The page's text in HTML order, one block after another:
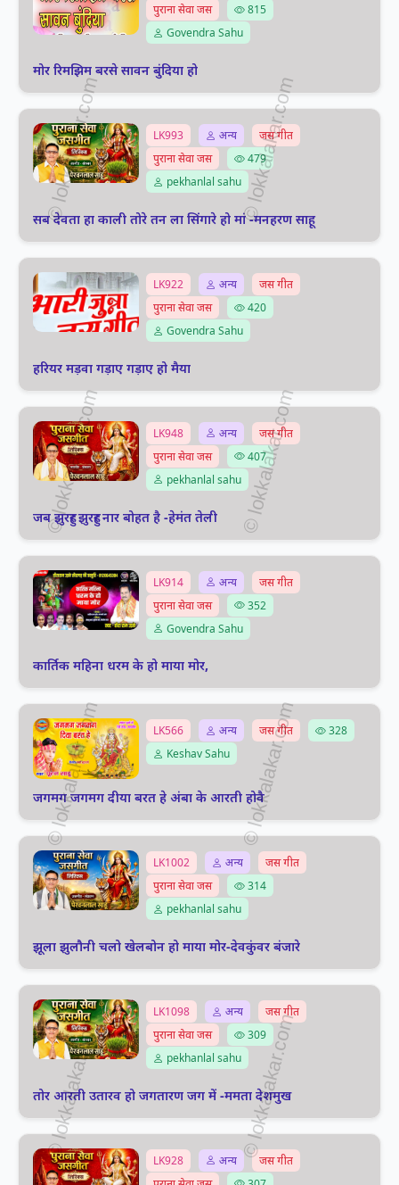
पुराना सेवा जस
815
Govendra Sahu
मोर रिमझिम बरसे सावन बुंदिया हो
LK993 अन्य
जस गीत
पुराना सेवा जस
479
pekhanlal sahu
सब देवता हा काली तोरे तन ला सिंगारे हो मां -मनहरण साहू
LK922 अन्य
जस गीत
पुराना सेवा जस
420
Govendra Sahu
हरियर मड़वा गड़ाए गड़ाए हो मैया
LK948 अन्य
जस गीत
पुराना सेवा जस
407
pekhanlal sahu
जब झुरहुर झुरहुर नार बोहत है -हेमंत तेली
LK914 अन्य
जस गीत
पुराना सेवा जस
352
Govendra Sahu
कार्तिक महिना धरम के हो माया मोर,
LK566 अन्य जस गीत
328
Keshav Sahu
जगमग जगमग दीया बरत हे अंबा के आरती होवै
LK1002 अन्य
जस गीत
पुराना सेवा जस
314
pekhanlal sahu
झूला झुलौनी चलो खेलबोन हो माया मोर-देवकुंवर बंजारे
LK1098 अन्य
जस गीत
पुराना सेवा जस
309
pekhanlal sahu
तोर आरती उतारव हो जगतारण जग में -ममता देशमुख
LK928 अन्य
जस गीत